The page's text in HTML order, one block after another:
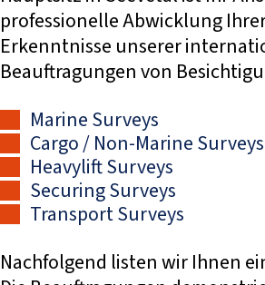
professionelle Abwicklung
Erkenntnisse unserer
Beauftragungen von
Marine Surveys
Cargo / Non-Marine Surveys
Heavylift Surveys
Securing Surveys
Transport Surveys
Nachfolgend listen wir Ihnen